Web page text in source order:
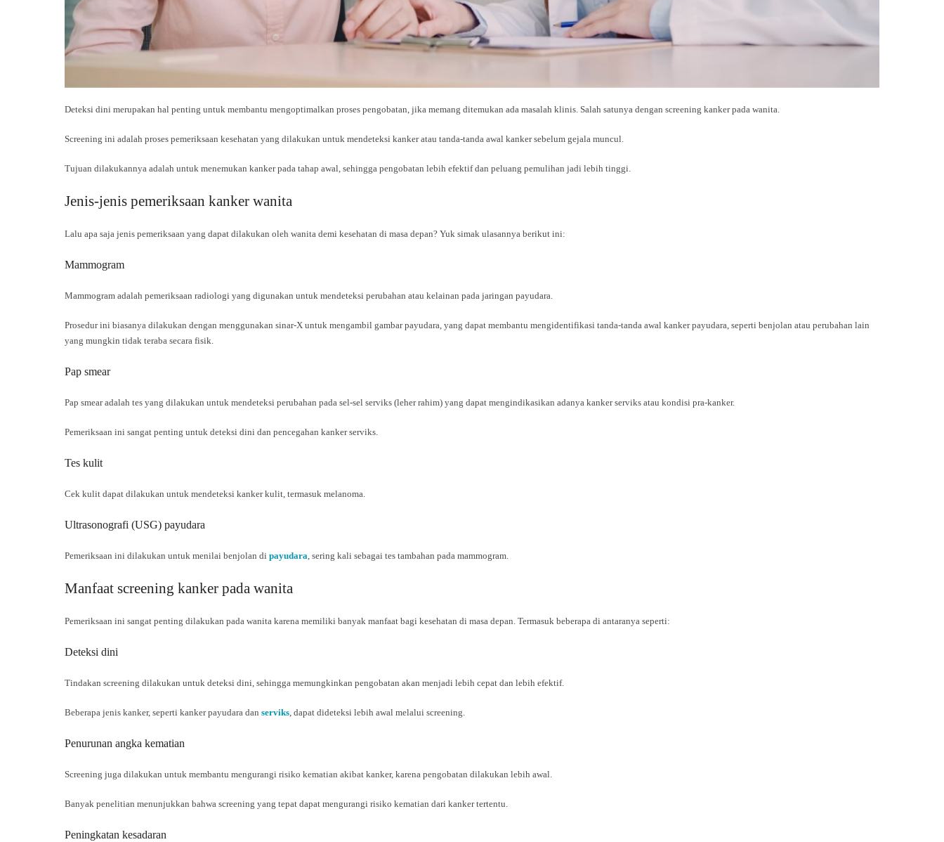
Deteksi dini merupakan hal penting untuk membantu mengoptimalkan proses pengobatan, jika memang ditemukan ada masalah klinis. Salah satunya dengan screening kanker pada wanita.
Screening ini adalah proses pemeriksaan kesehatan yang dilakukan untuk mendeteksi kanker atau tanda-tanda awal kanker sebelum gejala muncul.
Tujuan dilakukannya adalah untuk menemukan kanker pada tahap awal, sehingga pengobatan lebih efektif dan peluang pemulihan jadi lebih tinggi.
Jenis-jenis pemeriksaan kanker wanita
Lalu apa saja jenis pemeriksaan yang dapat dilakukan oleh wanita demi kesehatan di masa depan? Yuk simak ulasannya berikut ini:
Mammogram
Mammogram adalah pemeriksaan radiologi yang digunakan untuk mendeteksi perubahan atau kelainan pada jaringan payudara.
Prosedur ini biasanya dilakukan dengan menggunakan sinar-X untuk mengambil gambar payudara, yang dapat membantu mengidentifikasi tanda-tanda awal kanker payudara, seperti benjolan atau perubahan lain
yang mungkin tidak teraba secara fisik.
Pap smear
Pap smear adalah tes yang dilakukan untuk mendeteksi perubahan pada sel-sel serviks (leher rahim) yang dapat mengindikasikan adanya kanker serviks atau kondisi pra-kanker.
Pemeriksaan ini sangat penting untuk deteksi dini dan pencegahan kanker serviks.
Tes kulit
Cek kulit dapat dilakukan untuk mendeteksi kanker kulit, termasuk melanoma.
Ultrasonografi (USG) payudara
Pemeriksaan ini dilakukan untuk menilai benjolan di payudara, sering kali sebagai tes tambahan pada mammogram.
Manfaat screening kanker pada wanita
Pemeriksaan ini sangat penting dilakukan pada wanita karena memiliki banyak manfaat bagi kesehatan di masa depan. Termasuk beberapa di antaranya seperti:
Deteksi dini
Tindakan screening dilakukan untuk deteksi dini, sehingga memungkinkan pengobatan akan menjadi lebih cepat dan lebih efektif.
Beberapa jenis kanker, seperti kanker payudara dan serviks, dapat dideteksi lebih awal melalui screening.
Penurunan angka kematian
Screening juga dilakukan untuk membantu mengurangi risiko kematian akibat kanker, karena pengobatan dilakukan lebih awal.
Banyak penelitian menunjukkan bahwa screening yang tepat dapat mengurangi risiko kematian dari kanker tertentu.
Peningkatan kesadaran